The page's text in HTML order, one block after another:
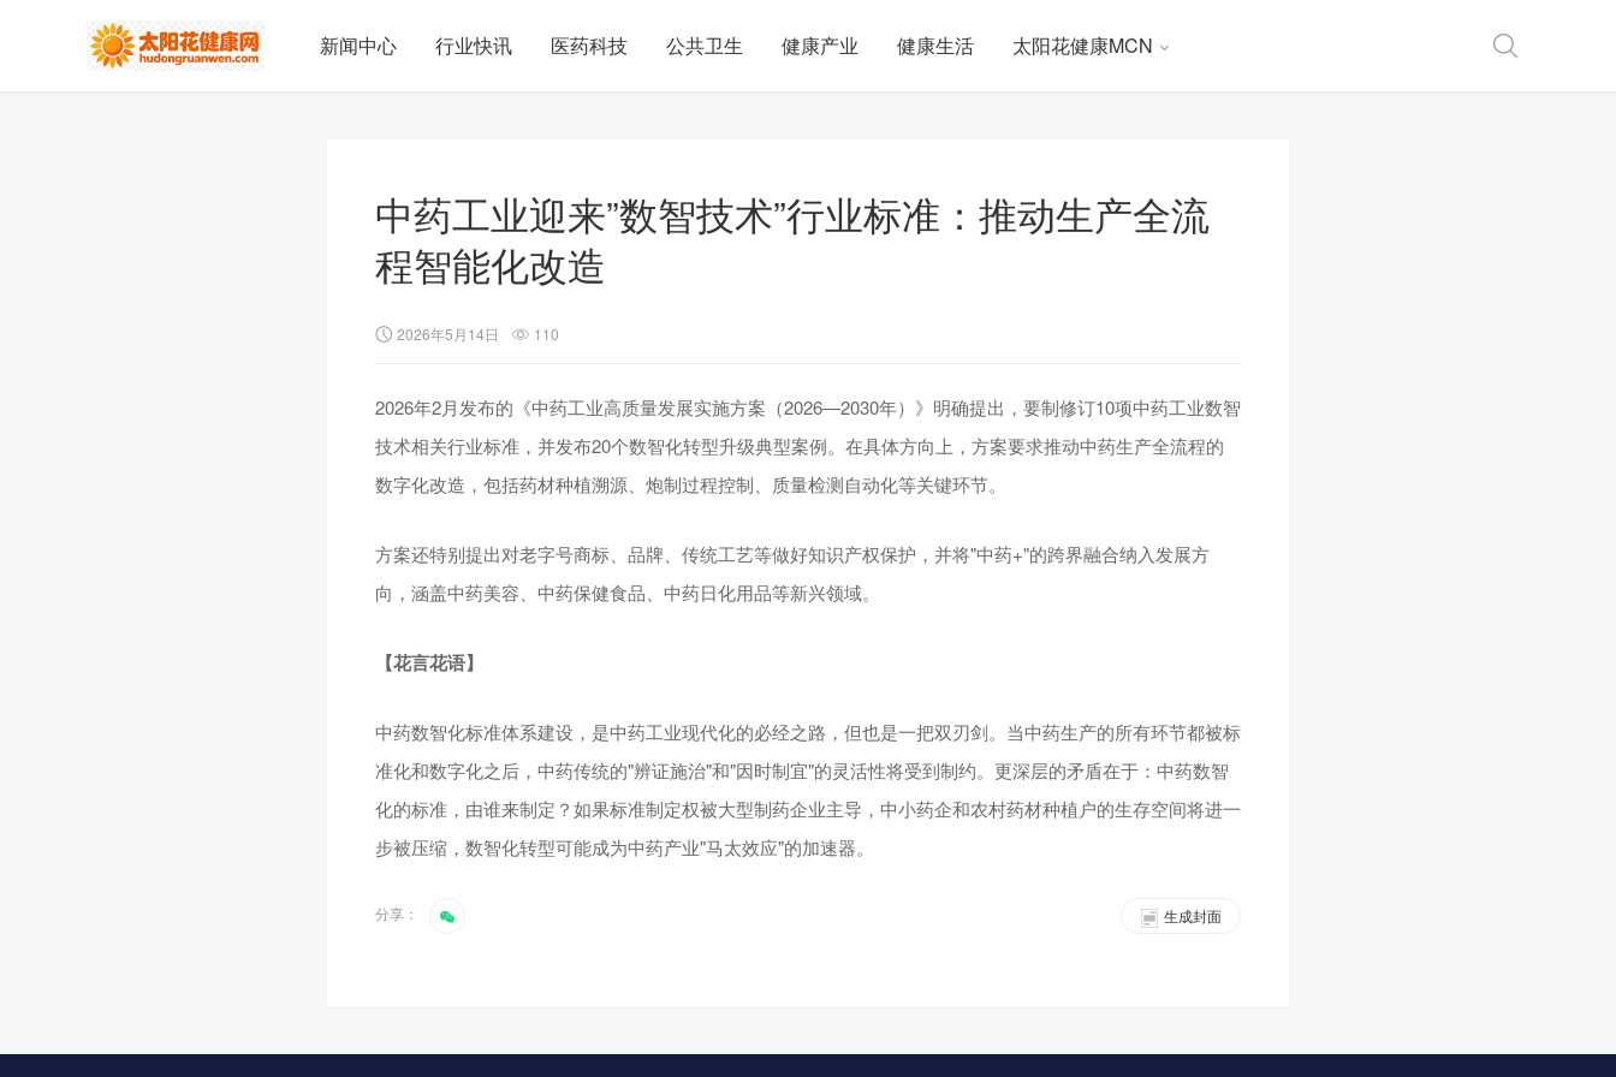
新闻中心 行业快讯 医药科技 公共卫生 健康产业 健康生活 太阳花健康MCN
中药工业迎来”数智技术”行业标准：推动生产全流
程智能化改造
2026年5月14日 110
2026年2月发布的《中药工业高质量发展实施方案（2026—2030年）》明确提出，要制修订10项中药工业数智
技术相关行业标准，并发布20个数智化转型升级典型案例。在具体方向上，方案要求推动中药生产全流程的
数字化改造，包括药材种植溯源、炮制过程控制、质量检测自动化等关键环节。
方案还特别提出对老字号商标、品牌、传统工艺等做好知识产权保护，并将"中药+"的跨界融合纳入发展方
向，涵盖中药美容、中药保健食品、中药日化用品等新兴领域。
【花言花语】
中药数智化标准体系建设，是中药工业现代化的必经之路，但也是一把双刃剑。当中药生产的所有环节都被标
准化和数字化之后，中药传统的"辨证施治"和"因时制宜"的灵活性将受到制约。更深层的矛盾在于：中药数智
化的标准，由谁来制定？如果标准制定权被大型制药企业主导，中小药企和农村药材种植户的生存空间将进一
步被压缩，数智化转型可能成为中药产业"马太效应"的加速器。
分享： 生成封面